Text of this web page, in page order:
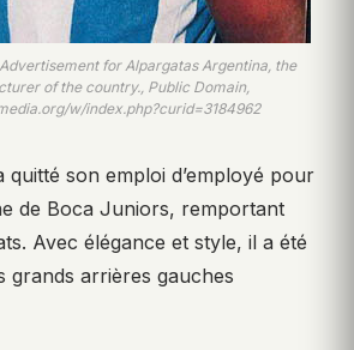
for Alpargatas Argentina, the
of the country., Public Domain,
w/index.php?curid=3184962
quitté son emploi d’employé pour
de Boca Juniors, remportant
Avec élégance et style, il a été
grands arrières gauches